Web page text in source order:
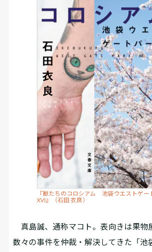
『獣たちのコロシアム 池袋ウエストゲー
XVI』（石田 衣良）
真島誠、通称マコト。表向きは果物
数々の事件を仲裁・解決してきた「池